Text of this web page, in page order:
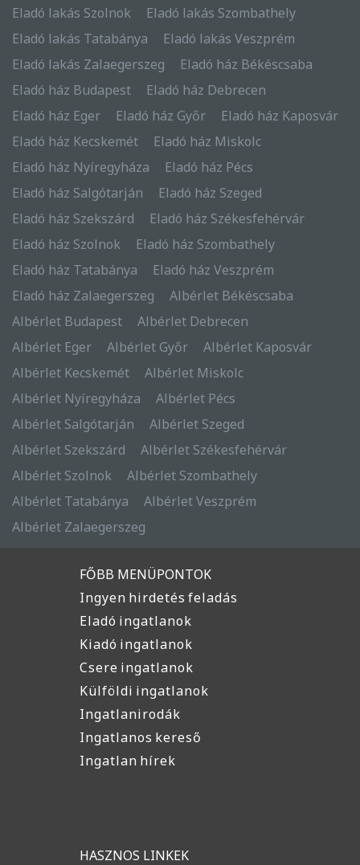
Eladó lakás Szolnok
Eladó lakás Szombathely
Eladó lakás Tatabánya
Eladó lakás Veszprém
Eladó lakás Zalaegerszeg
Eladó ház Békéscsaba
Eladó ház Budapest
Eladó ház Debrecen
Eladó ház Eger
Eladó ház Győr
Eladó ház Kaposvár
Eladó ház Kecskemét
Eladó ház Miskolc
Eladó ház Nyíregyháza
Eladó ház Pécs
Eladó ház Salgótarján
Eladó ház Szeged
Eladó ház Szekszárd
Eladó ház Székesfehérvár
Eladó ház Szolnok
Eladó ház Szombathely
Eladó ház Tatabánya
Eladó ház Veszprém
Eladó ház Zalaegerszeg
Albérlet Békéscsaba
Albérlet Budapest
Albérlet Debrecen
Albérlet Eger
Albérlet Győr
Albérlet Kaposvár
Albérlet Kecskemét
Albérlet Miskolc
Albérlet Nyíregyháza
Albérlet Pécs
Albérlet Salgótarján
Albérlet Szeged
Albérlet Szekszárd
Albérlet Székesfehérvár
Albérlet Szolnok
Albérlet Szombathely
Albérlet Tatabánya
Albérlet Veszprém
Albérlet Zalaegerszeg
FŐBB MENÜPONTOK
Ingyen hirdetés feladás
Eladó ingatlanok
Kiadó ingatlanok
Csere ingatlanok
Külföldi ingatlanok
Ingatlanirodák
Ingatlanos kereső
Ingatlan hírek
HASZNOS LINKEK